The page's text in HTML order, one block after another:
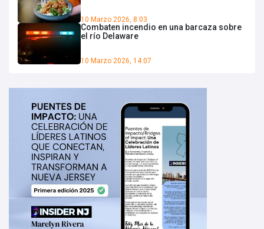
10 Marzo 2026, 8:03
Combaten incendio en una barcaza sobre
el río Delaware
10 Marzo 2026, 14:07